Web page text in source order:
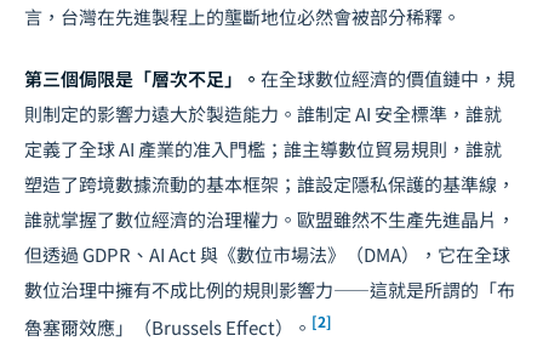
言，台灣在先進製程上的壟斷地位必然會被部分稀釋。
第三個侷限是「層次不足」。 在全球數位經濟的價值鏈中，規
則制定的影響力遠大於製造能力。誰制定 AI 安全標準，誰就
定義了全球 AI 產業的准入門檻；誰主導數位貿易規則，誰就
塑造了跨境數據流動的基本框架；誰設定隱私保護的基準線，
誰就掌握了數位經濟的治理權力。歐盟雖然不生產先進晶片，
但透過 GDPR、AI Act 與《數位市場法》（DMA），它在全球
數位治理中擁有不成比例的規則影響力——這就是所謂的「布
魯塞爾效應」（Brussels Effect）。 [2]